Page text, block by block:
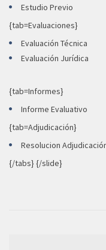
Estudio Previo
{tab=Evaluaciones}
Evaluación Técnica
Evaluación Jurídica
{tab=Informes}
Informe Evaluativo
{tab=Adjudicación}
Resolucion
{/tabs} {/slide}